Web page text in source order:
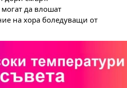
да влошат
на хора боледуващи от